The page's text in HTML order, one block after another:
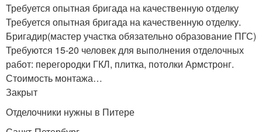
Требуется опытная бригада на качественную отделку
Требуется опытная бригада на качественную отделку.
Бригадир(мастер участка обязательно образование ПГС)
Требуются 15-20 человек для выполнения отделочных
работ: перегородки ГКЛ, плитка, потолки Армстронг.
Стоимость монтажа…
Закрыт
Отделочники нужны в Питере